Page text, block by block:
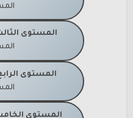
المستوى
المستوى
المستوى